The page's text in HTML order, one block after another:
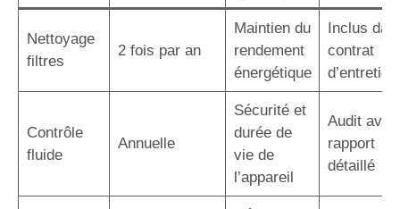
Nettoyage
filtres
2 fois par an
Maintien du
rendement
énergétique
Inclus
contrat
d’entretien
Contrôle
fluide
Annuelle
Sécurité et
durée de
vie de
l’appareil
Audit avec
rapport
détaillé